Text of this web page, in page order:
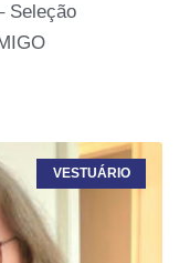
Seleção
VESTUÁRIO